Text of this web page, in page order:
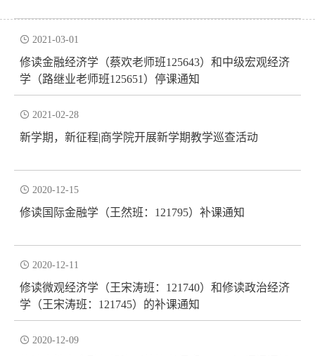
 2021-03-01
修读金融经济学（蔡欢老师班125643）和中级宏观经济
学（路继业老师班125651）停课通知
 2021-02-28
新学期，新征程|商学院开展新学期教学巡查活动
 2020-12-15
修读国际金融学（王然班：121795）补课通知
 2020-12-11
修读微观经济学（王宋涛班：121740）和修读政治经济
学（王宋涛班：121745）的补课通知
 2020-12-09